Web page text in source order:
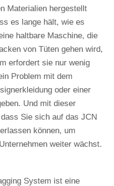
Materialien hergestellt
es lange hält, wie es
haltbare Maschine, die
von Tüten gehen wird,
erfordert sie nur wenig
Problem mit dem
oder einer
Und mit dieser
Sie sich auf das JCN
können, um
weiter wächst.
System ist eine